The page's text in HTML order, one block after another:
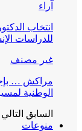
آراء
انتخاب
للدراسات
غير مصنف
مراكش …
الوطنية
السابق التالي
منوعات